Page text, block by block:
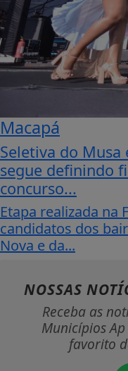
Macapá
Seletiva do Musa
segue definindo
concurso...
Etapa realizada na
candidatos dos
Nova e da...
NOSSAS
Receba as
Municípios
favorito